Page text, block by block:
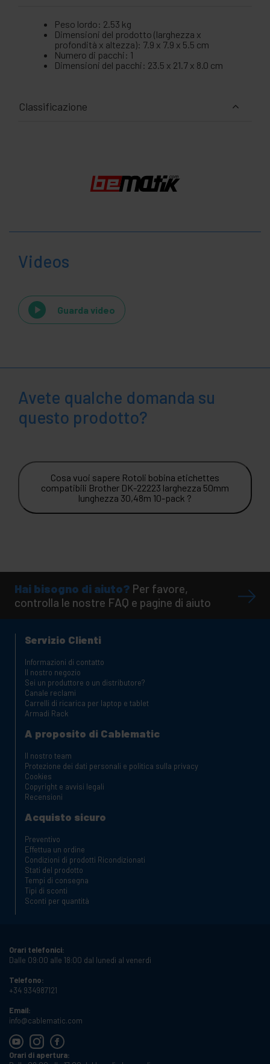
Peso lordo: 2.53 kg
Dimensioni del prodotto (larghezza x
profondità x altezza): 7.9 x 7.9 x 5.5 cm
Numero di pacchi: 1
Dimensioni del pacchi: 23.5 x 21.7 x 8.0 cm
Classificazione
Videos
Guarda video
Avete qualche domanda su
questo prodotto?
Cosa vuoi sapere Rotoli bobina etichettes
compatibili Brother DK-22223 larghezza 50mm
lunghezza 30,48m 10-pack ?
Hai bisogno di aiuto? Per favore,
controlla le nostre FAQ e pagine di aiuto
Servizio Clienti
Informazioni di contatto
Il nostro negozio
Sei un produttore o un distributore?
Canale reclami
Carrelli di ricarica per laptop e tablet
Armadi Rack
A proposito di Cablematic
Il nostro team
Protezione dei dati personali e politica sulla privacy
Cookies
Copyright e avvisi legali
Recensioni
Acquisto sicuro
Preventivo
Effettua un ordine
Condizioni di prodotti Ricondizionati
Stati del prodotto
Tempi di consegna
Tipi di sconti
Sconti per quantità
Orari telefonici:
Dalle 09:00 alle 18:00 dal lunedì al venerdì
Telefono:
+34 934987121
Email:
info@cablematic.com
Orari di apertura: